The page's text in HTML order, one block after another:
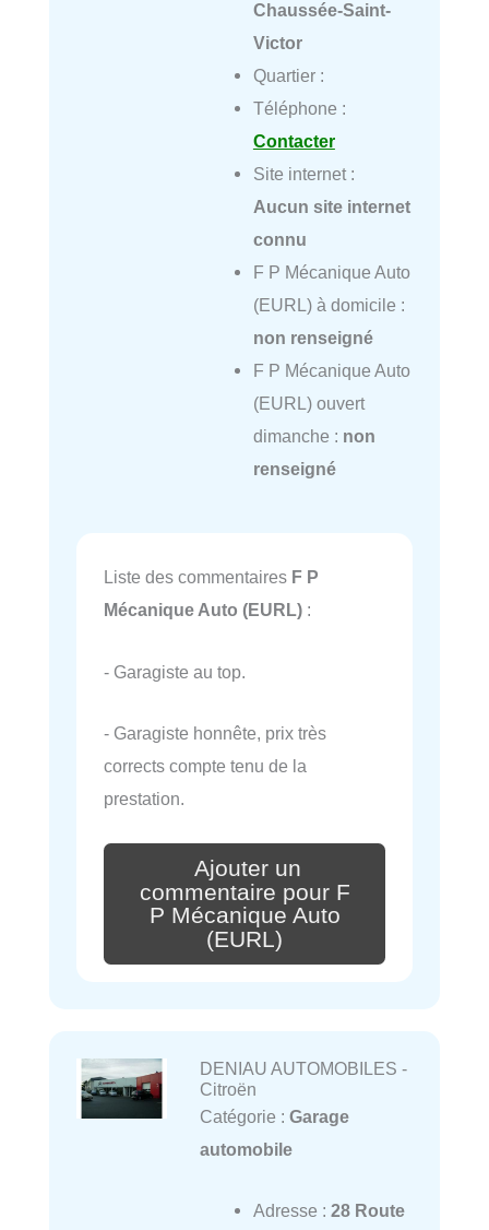
Chaussée-Saint-
Victor
Quartier :
Téléphone :
Contacter
Site internet :
Aucun site internet
connu
F P Mécanique Auto
(EURL) à domicile :
non renseigné
F P Mécanique Auto
(EURL) ouvert
dimanche : non
renseigné
Liste des commentaires F P
Mécanique Auto (EURL) :
- Garagiste au top.
- Garagiste honnête, prix très
corrects compte tenu de la
prestation.
Ajouter un
commentaire pour F
P Mécanique Auto
(EURL)
DENIAU AUTOMOBILES -
Citroën
Catégorie : Garage
automobile
Adresse : 28 Route